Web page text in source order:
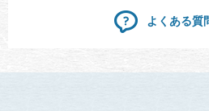
よくある質